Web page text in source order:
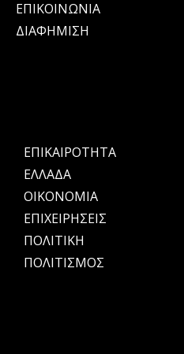
ΕΠΙΚΟΙΝΩΝΙΑ
ΔΙΑΦΗΜΙΣΗ
ΕΠΙΚΑΙΡΟΤΗΤΑ
ΕΛΛΑΔΑ
OIKONOMIA
ΕΠΙΧΕΙΡΗΣΕΙΣ
ΠΟΛΙΤΙΚΗ
ΠΟΛΙΤΙΣΜΟΣ